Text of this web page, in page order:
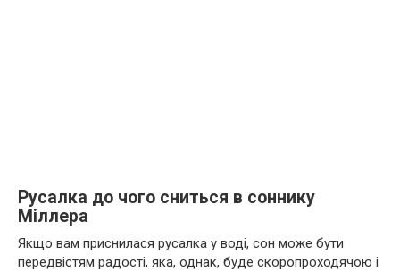
Русалка до чого сниться в соннику
Міллера
Якщо вам приснилася русалка у воді, сон може бути
передвістям радості, яка, однак, буде скоропроходячою і